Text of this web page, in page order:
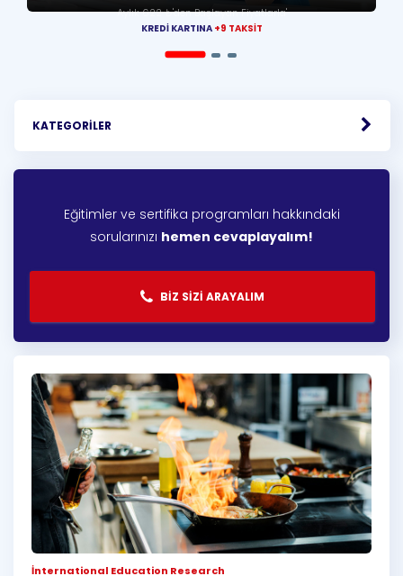
Aylık 278 ₺'den Başlayan Fiyatlarla'
KREDİ KARTINA +9 TAKSİT
KATEGORİLER
Eğitimler ve sertifika programları hakkındaki
sorularınızı hemen cevaplayalım!
BIZ SIZI ARAYALIM
İnternational Education Research